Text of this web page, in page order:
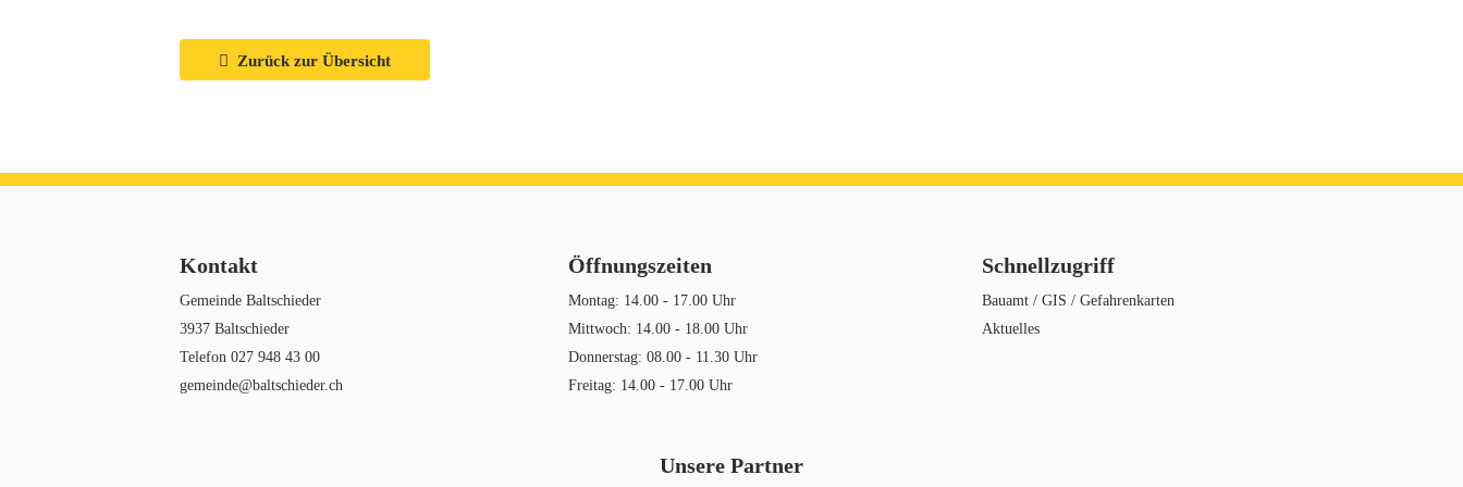
Zurück zur Übersicht
Kontakt
Gemeinde Baltschieder
3937 Baltschieder
Telefon 027 948 43 00
gemeinde@baltschieder.ch
Öffnungszeiten
Montag: 14.00 - 17.00 Uhr
Mittwoch: 14.00 - 18.00 Uhr
Donnerstag: 08.00 - 11.30 Uhr
Freitag: 14.00 - 17.00 Uhr
Schnellzugriff
Bauamt / GIS / Gefahrenkarten
Aktuelles
Unsere Partner